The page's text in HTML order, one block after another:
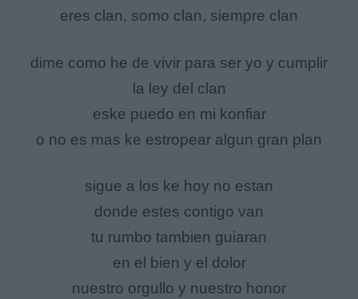
eres clan, somo clan, siempre clan
dime como he de vivir para ser yo y cumplir
la ley del clan
eske puedo en mi konfiar
o no es mas ke estropear algun gran plan
sigue a los ke hoy no estan
donde estes contigo van
tu rumbo tambien guiaran
en el bien y el dolor
nuestro orgullo y nuestro honor